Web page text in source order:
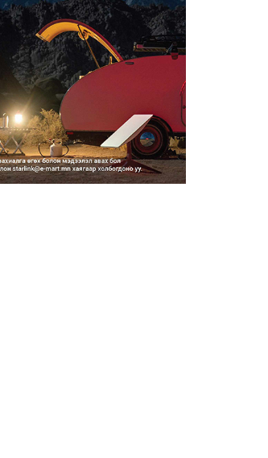
2026/08/07
Улсын чанартай хатуу
хучилттай авто замын талаас
и...
2026/08/06
Засгийн газар энэ оныг
дуустал санхүүгийн хэмнэлти...